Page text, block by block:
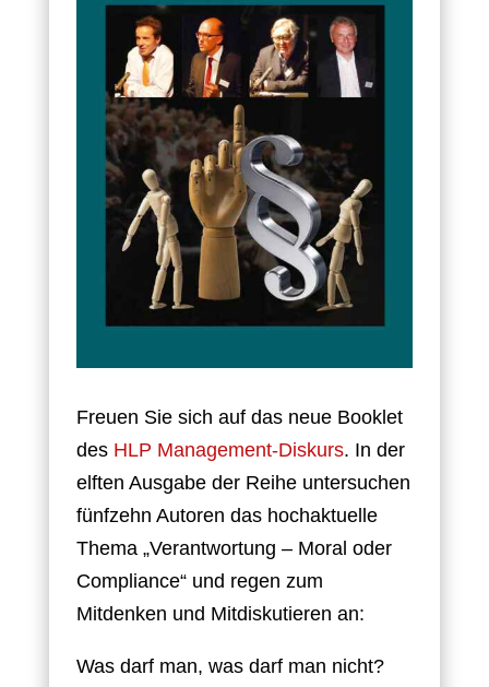
Freuen Sie sich auf das neue Booklet
des HLP Management-Diskurs. In der
elften Ausgabe der Reihe untersuchen
fünfzehn Autoren das hochaktuelle
Thema „Verantwortung – Moral oder
Compliance“ und regen zum
Mitdenken und Mitdiskutieren an:
Was darf man, was darf man nicht?